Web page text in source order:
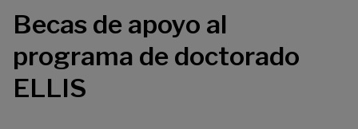
Becas de apoyo al
programa de doctorado
ELLIS